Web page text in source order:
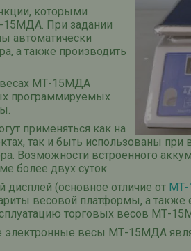
которыми
При задании
автоматически
а также производить
весах МТ-15МДА
программируемых
применяться как на
так и быть использованы
Возможности встроенного
более двух суток.
(основное отличие от
весовой платформы, а
торговых весов МТ-
электронные весы МТ-15МДА